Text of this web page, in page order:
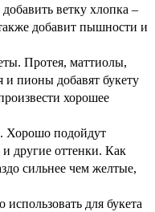
ветку хлопка –
добавит пышности и
. Протея, маттиолы,
и пионы добавят букету
хорошее
. Хорошо подойдут
другие оттенки. Как
сильнее чем желтые,
для букета